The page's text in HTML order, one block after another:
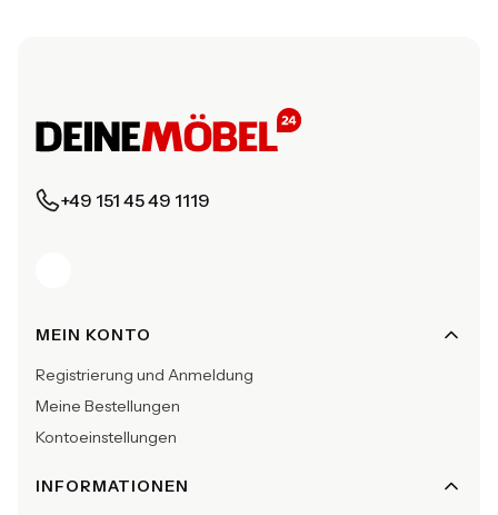
+49 151 45 49 1119
Fußzeilenmenü
MEIN KONTO
Registrierung und Anmeldung
Meine Bestellungen
Kontoeinstellungen
INFORMATIONEN